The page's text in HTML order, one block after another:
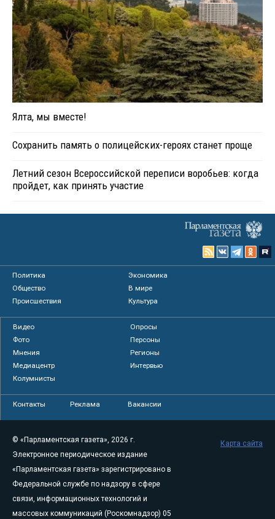
Ялта, мы вместе!
Сохранить память о полицейских-героях станет проще
Летний сезон Всероссийской переписи воробьев: когда
пройдет, как принять участие
Политика
Экономика
Общество
В мире
Происшествия
Культура
Видео
Опросы
Фото
Персоны
Мнения
Регионы
Медиацентр
Интервью
Колумнисты
Контакты Реклама Вакансии
© «Парламентская газета», 2026 г.
Электронное периодическое издание
«Парламентская газета» зарегистрировано в
Федеральной службе по надзору в сфере
связи, информационных технологий и
массовых коммуникаций (Роскомнадзор) 05
Карта сайта